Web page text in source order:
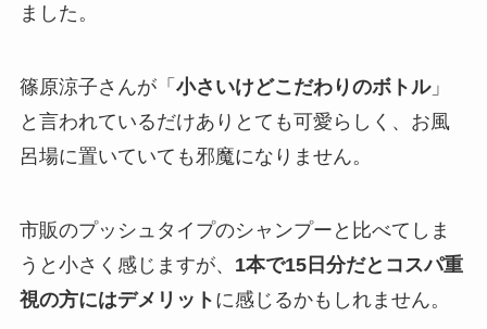
ました。
篠原涼子さんが「 小さいけどこだわりのボトル」
と言われているだけありとても可愛らしく、お風
呂場に置いていても邪魔になりません。
市販のプッシュタイプのシャンプーと比べてしま
うと小さく感じますが、 1本で15日分だとコスパ重
視の方にはデメリット に感じるかもしれません。